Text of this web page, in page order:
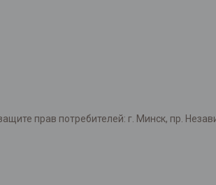
прав потребителей: г. Минск, пр.